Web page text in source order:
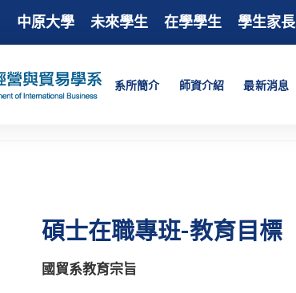
中原大學 未來學生 在學學生 學生家長
系所簡介 師資介紹 最新消息
碩士在職專班-教育目標
國貿系教育宗旨